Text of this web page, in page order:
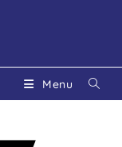
Menu